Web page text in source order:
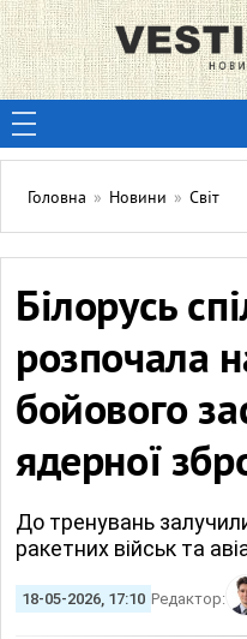
Головна » Новини » Світ
Білорусь
розпочала
бойового
ядерної
До тренувань
ракетних військ та
18-05-2026, 17:10 Редактор: